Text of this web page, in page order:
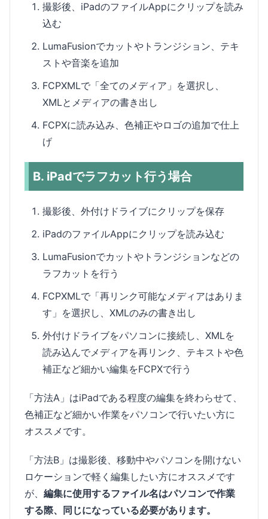
撮影後、iPadのファイルAppにクリップを読み
込む
LumaFusionでカットやトランジション、テキ
ストや音楽を追加
FCPXMLで「全てのメディア」を選択し、
XMLとメディアの書き出し
FCPXに読み込み、色補正やロゴの追加で仕上
げ
B. iPadでラフカット行う場合
撮影後、外付けドライブにクリップを保存
iPadのファイルAppにクリップを読み込む
LumaFusionでカットやトランジションなどの
ラフカットを行う
FCPXMLで「再リンク可能なメディアはありま
す」を選択し、XMLのみの書き出し
外付けドライブをパソコンに接続し、XMLを
読み込んでメディアを再リンク、テキストや色
補正など細かい編集をFCPXで行う
「方法A」はiPadである程度の編集を終わらせて、
色補正など細かい作業をパソコンで行いたい方に
オススメです。
「方法B」は撮影後、移動中やパソコンを開けない
ロケーションで軽く編集したい方にオススメです
が、 編集に使用するファイル名はパソコンで作業
する際、同じになっている必要があります。